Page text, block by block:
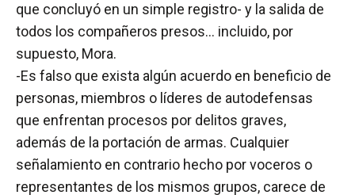
que concluyó en un simple registro- y la salida de
todos los compañeros presos… incluido, por
supuesto, Mora.
-Es falso que exista algún acuerdo en beneficio de
personas, miembros o líderes de autodefensas
que enfrentan procesos por delitos graves,
además de la portación de armas. Cualquier
señalamiento en contrario hecho por voceros o
representantes de los mismos grupos, carece de